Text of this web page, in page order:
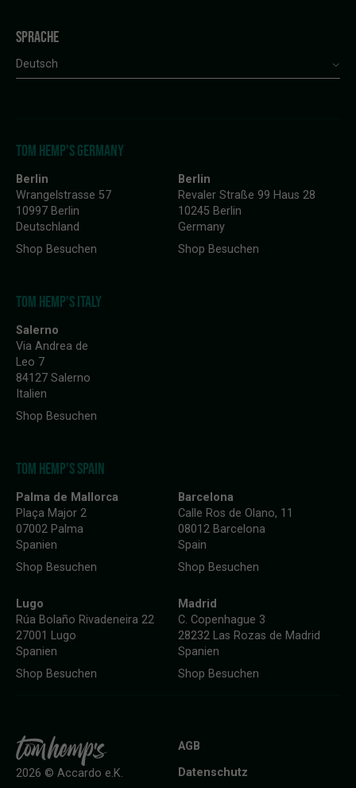
SPRACHE
Deutsch
TOM HEMP'S GERMANY
Berlin
Wrangelstrasse 57
10997 Berlin
Deutschland
Shop Besuchen
Berlin
Revaler Straße 99 Haus 28
10245 Berlin
Germany
Shop Besuchen
TOM HEMP'S ITALY
Salerno
Via Andrea de
Leo 7
84127 Salerno
Italien
Shop Besuchen
TOM HEMP'S SPAIN
Palma de Mallorca
Plaça Major 2
07002 Palma
Spanien
Shop Besuchen
Barcelona
Calle Ros de Olano, 11
08012 Barcelona
Spain
Shop Besuchen
Lugo
Rúa Bolaño Rivadeneira 22
27001 Lugo
Spanien
Shop Besuchen
Madrid
C. Copenhague 3
28232 Las Rozas de Madrid
Spanien
Shop Besuchen
AGB
Datenschutz
2026 © Accardo e.K.